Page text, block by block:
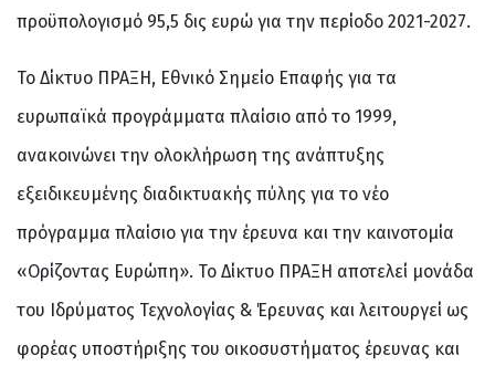
προϋπολογισμό 95,5 δις ευρώ για την περίοδο 2021-2027.
Το Δίκτυο ΠΡΑΞΗ, Εθνικό Σημείο Επαφής για τα
ευρωπαϊκά προγράμματα πλαίσιο από το 1999,
ανακοινώνει την ολοκλήρωση της ανάπτυξης
εξειδικευμένης διαδικτυακής πύλης για το νέο
πρόγραμμα πλαίσιο για την έρευνα και την καινοτομία
«Ορίζοντας Ευρώπη». Το Δίκτυο ΠΡΑΞΗ αποτελεί μονάδα
του Ιδρύματος Τεχνολογίας & Έρευνας και λειτουργεί ως
φορέας υποστήριξης του οικοσυστήματος έρευνας και